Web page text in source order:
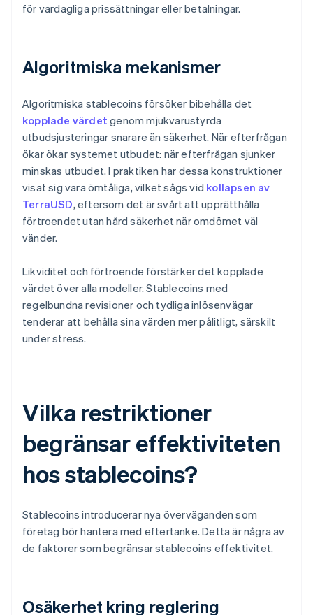
för vardagliga prissättningar eller betalningar.
Algoritmiska mekanismer
Algoritmiska stablecoins försöker bibehålla det
kopplade värdet genom mjukvarustyrda
utbudsjusteringar snarare än säkerhet. När efterfrågan
ökar ökar systemet utbudet: när efterfrågan sjunker
minskas utbudet. I praktiken har dessa konstruktioner
visat sig vara ömtåliga, vilket sågs vid kollapsen av
TerraUSD, eftersom det är svårt att upprätthålla
förtroendet utan hård säkerhet när omdömet väl
vänder.
Likviditet och förtroende förstärker det kopplade
värdet över alla modeller. Stablecoins med
regelbundna revisioner och tydliga inlösenvägar
tenderar att behålla sina värden mer pålitligt, särskilt
under stress.
Vilka restriktioner
begränsar effektiviteten
hos stablecoins?
Stablecoins introducerar nya överväganden som
företag bör hantera med eftertanke. Detta är några av
de faktorer som begränsar stablecoins effektivitet.
Osäkerhet kring reglering